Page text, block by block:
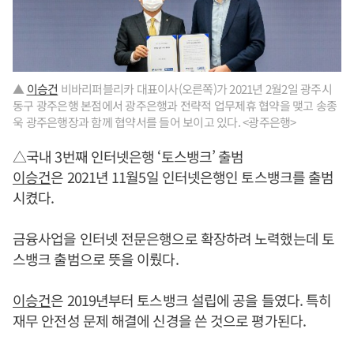
▲ 이승건 비바리퍼블리카 대표이사(오른쪽)가 2021년 2월2일 광주시
동구 광주은행 본점에서 광주은행과 전략적 업무제휴 협약을 맺고 송종
욱 광주은행장과 함께 협약서를 들어 보이고 있다. <광주은행>
△국내 3번째 인터넷은행 ‘토스뱅크’ 출범
이승건은 2021년 11월5일 인터넷은행인 토스뱅크를 출범
시켰다.
금융사업을 인터넷 전문은행으로 확장하려 노력했는데 토
스뱅크 출범으로 뜻을 이뤘다.
이승건은 2019년부터 토스뱅크 설립에 공을 들였다. 특히
재무 안전성 문제 해결에 신경을 쓴 것으로 평가된다.